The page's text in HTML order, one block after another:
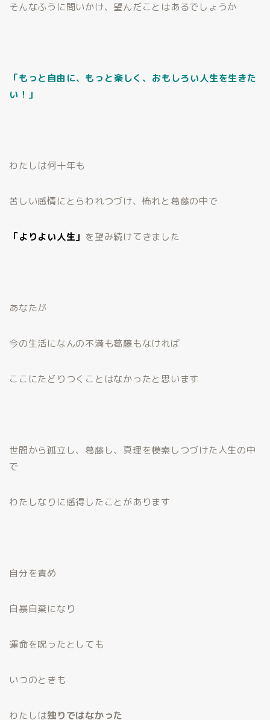
そんなふうに問いかけ、望んだことはあるでしょうか
「もっと自由に、もっと楽しく、おもしろい人生を生きた
い！」
わたしは何十年も
苦しい感情にとらわれつづけ、怖れと葛藤の中で
「よりよい人生」 を望み続けてきました
あなたが
今の生活になんの不満も葛藤もなければ
ここにたどりつくことはなかったと思います
世間から孤立し、葛藤し、真理を模索しつづけた人生の中
で
わたしなりに感得したことがあります
自分を責め
自暴自棄になり
運命を呪ったとしても
いつのときも
わたしは独りではなかった